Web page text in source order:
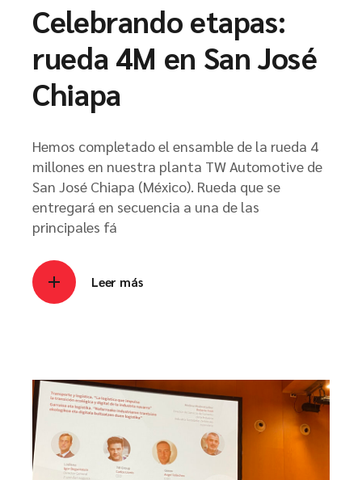
Celebrando etapas:
rueda 4M en San José
Chiapa
Hemos completado el ensamble de la rueda 4
millones en nuestra planta TW Automotive de
San José Chiapa (México). Rueda que se
entregará en secuencia a una de las
principales fá
Leer más